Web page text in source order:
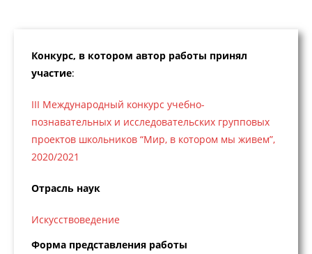
Конкурс, в котором автор работы принял
участие:
III Международный конкурс учебно-
познавательных и исследовательских групповых
проектов школьников “Мир, в котором мы живем”,
2020/2021
Отрасль наук
Искусствоведение
Форма представления работы